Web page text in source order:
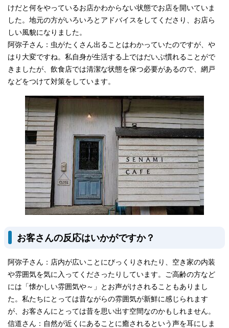
けだと何をやっているお店かわからない状態でお店を開いていま
した。地元の方がいろいろとアドバイスをしてくださり、お店ら
しい風貌になりました。
阿弥子さん：虫がたくさん出ることはわかっていたのですが、や
はり大変ですね。私自身が生活する上ではだいぶ慣れることがで
きましたが、飲食店では清潔な状態を保つ必要があるので、網戸
などをつけて対策をしています。
お客さんの反応はいかがですか？
阿弥子さん：店内が広いことにびっくりされたり、空き家の内装
や雰囲気を気に入ってくださったりしています。ご高齢の方など
には「懐かしい雰囲気や～」とお声がけされることもありまし
た。私たちにとっては昔ながらの雰囲気が新鮮に感じられます
が、お客さんにとっては昔を思い出す空間なのかもしれません。
信道さん：自然が近くにあることに癒されるという声を耳にしま